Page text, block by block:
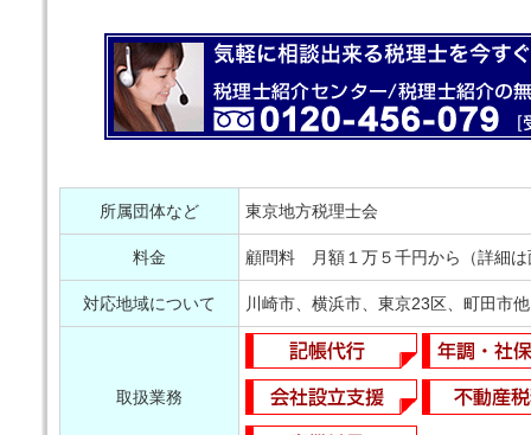
所属団体など 東京地方税理士会
料金 顧問料 月額１万５千円から（詳細は
対応地域について 川崎市、横浜市、東京23区、町田市他
取扱業務